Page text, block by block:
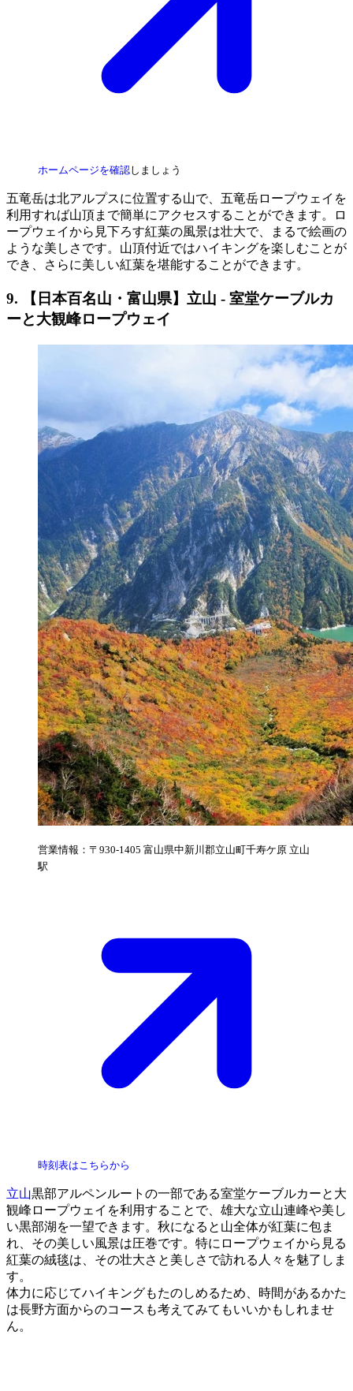
ホームページを確認しましょう
五竜岳は北アルプスに位置する山で、五竜岳ロープウェイを
利用すれば山頂まで簡単にアクセスすることができます。ロ
ープウェイから見下ろす紅葉の風景は壮大で、まるで絵画の
ような美しさです。山頂付近ではハイキングを楽しむことが
でき、さらに美しい紅葉を堪能することができます。
9. 【日本百名山・富山県】立山 - 室堂ケーブルカ
ーと大観峰ロープウェイ
営業情報：〒930-1405 富山県中新川郡立山町千寿ケ原 立山
駅
時刻表はこちらから
立山黒部アルペンルートの一部である室堂ケーブルカーと大
観峰ロープウェイを利用することで、雄大な立山連峰や美し
い黒部湖を一望できます。秋になると山全体が紅葉に包ま
れ、その美しい風景は圧巻です。特にロープウェイから見る
紅葉の絨毯は、その壮大さと美しさで訪れる人々を魅了しま
す。
体力に応じてハイキングもたのしめるため、時間があるかた
は長野方面からのコースも考えてみてもいいかもしれませ
ん。